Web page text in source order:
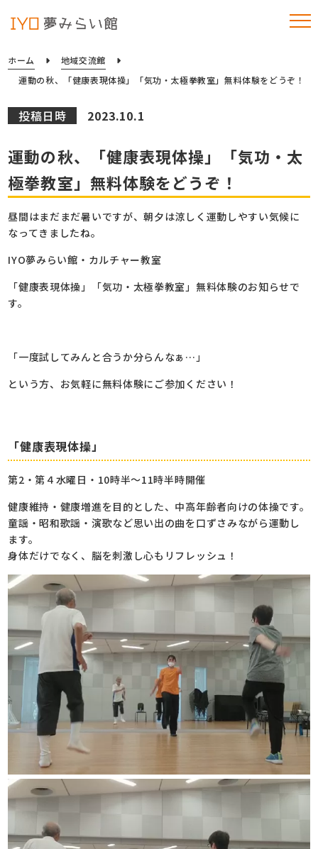
ホーム
地域交流館
運動の秋、「健康表現体操」「気功・太極拳教室」無料体験をどうぞ！
投稿日時 2023.10.1
運動の秋、「健康表現体操」「気功・太
極拳教室」無料体験をどうぞ！
昼間はまだまだ暑いですが、朝夕は涼しく運動しやすい気候に
なってきましたね。
IYO夢みらい館・カルチャー教室
「健康表現体操」「気功・太極拳教室」無料体験のお知らせで
す。
「一度試してみんと合うか分らんなぁ…」
という方、お気軽に無料体験にご参加ください！
「健康表現体操」
第2・第４水曜日・10時半～11時半時開催
健康維持・健康増進を目的とした、中高年齢者向けの体操です。
童謡・昭和歌謡・演歌など思い出の曲を口ずさみながら運動し
ます。
身体だけでなく、脳を刺激し心もリフレッシュ！